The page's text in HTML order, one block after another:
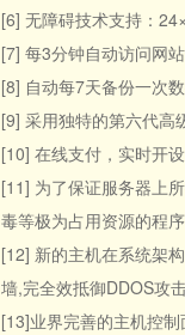
[6] 无障碍技术支持：
[7] 每3分钟自动访问网
[8] 自动每7天备份一次
[9] 采用独特的第六代高
[10] 在线支付，实时开
[11] 为了保证服务器上
毒等极为占用资源的程序
[12] 新的主机在系统架
墙,完全效抵御DDOS攻击
[13]业界完善的主机控